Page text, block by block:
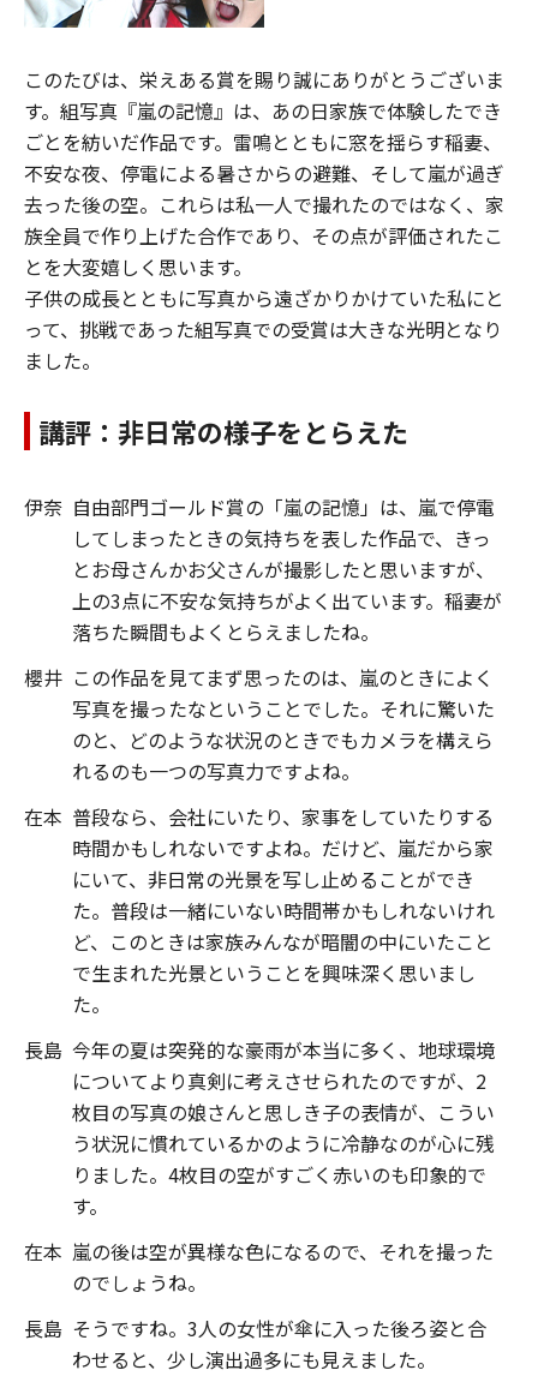
このたびは、栄えある賞を賜り誠にありがとうございま
す。組写真『嵐の記憶』は、あの日家族で体験したでき
ごとを紡いだ作品です。雷鳴とともに窓を揺らす稲妻、
不安な夜、停電による暑さからの避難、そして嵐が過ぎ
去った後の空。これらは私一人で撮れたのではなく、家
族全員で作り上げた合作であり、その点が評価されたこ
とを大変嬉しく思います。
子供の成長とともに写真から遠ざかりかけていた私にと
って、挑戦であった組写真での受賞は大きな光明となり
ました。
講評：非日常の様子をとらえた
伊奈 自由部門ゴールド賞の「嵐の記憶」は、嵐で停電
してしまったときの気持ちを表した作品で、きっ
とお母さんかお父さんが撮影したと思いますが、
上の3点に不安な気持ちがよく出ています。稲妻が
落ちた瞬間もよくとらえましたね。
櫻井 この作品を見てまず思ったのは、嵐のときによく
写真を撮ったなということでした。それに驚いた
のと、どのような状況のときでもカメラを構えら
れるのも一つの写真力ですよね。
在本 普段なら、会社にいたり、家事をしていたりする
時間かもしれないですよね。だけど、嵐だから家
にいて、非日常の光景を写し止めることができ
た。普段は一緒にいない時間帯かもしれないけれ
ど、このときは家族みんなが暗闇の中にいたこと
で生まれた光景ということを興味深く思いまし
た。
長島 今年の夏は突発的な豪雨が本当に多く、地球環境
についてより真剣に考えさせられたのですが、2
枚目の写真の娘さんと思しき子の表情が、こうい
う状況に慣れているかのように冷静なのが心に残
りました。4枚目の空がすごく赤いのも印象的で
す。
在本 嵐の後は空が異様な色になるので、それを撮った
のでしょうね。
長島 そうですね。3人の女性が傘に入った後ろ姿と合
わせると、少し演出過多にも見えました。